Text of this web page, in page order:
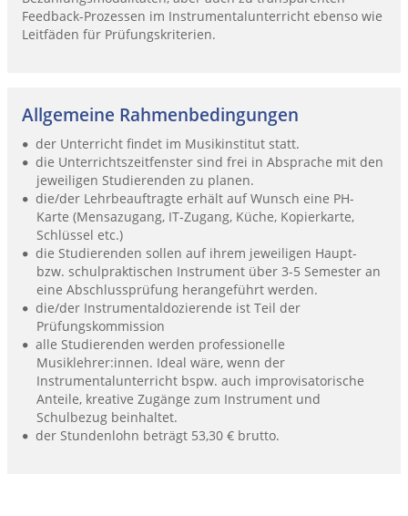
Feedback-Prozessen im Instrumentalunterricht ebenso wie
Leitfäden für Prüfungskriterien.
Allgemeine Rahmenbedingungen
der Unterricht findet im Musikinstitut statt.
die Unterrichtszeitfenster sind frei in Absprache mit den
jeweiligen Studierenden zu planen.
die/der Lehrbeauftragte erhält auf Wunsch eine PH-
Karte (Mensazugang, IT-Zugang, Küche, Kopierkarte,
Schlüssel etc.)
die Studierenden sollen auf ihrem jeweiligen Haupt-
bzw. schulpraktischen Instrument über 3-5 Semester an
eine Abschlussprüfung herangeführt werden.
die/der Instrumentaldozierende ist Teil der
Prüfungskommission
alle Studierenden werden professionelle
Musiklehrer:innen. Ideal wäre, wenn der
Instrumentalunterricht bspw. auch improvisatorische
Anteile, kreative Zugänge zum Instrument und
Schulbezug beinhaltet.
der Stundenlohn beträgt 53,30 € brutto.